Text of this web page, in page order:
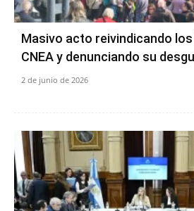
Masivo acto reivindicando
CNEA y denunciando su
2 de junio de 2026